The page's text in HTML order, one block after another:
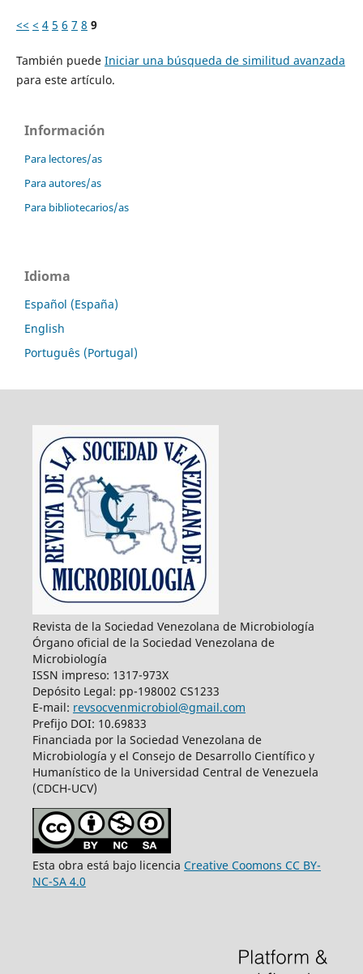
<< < 4 5 6 7 8 9
También puede Iniciar una búsqueda de similitud avanzada
para este artículo.
Información
Para lectores/as
Para autores/as
Para bibliotecarios/as
Idioma
Español (España)
English
Português (Portugal)
Revista de la Sociedad Venezolana de Microbiología
Órgano oficial de la Sociedad Venezolana de
Microbiología
ISSN impreso: 1317-973X
Depósito Legal: pp-198002 CS1233
E-mail: revsocvenmicrobiol@gmail.com
Prefijo DOI: 10.69833
Financiada por la Sociedad Venezolana de
Microbiología y el Consejo de Desarrollo Científico y
Humanístico de la Universidad Central de Venezuela
(CDCH-UCV)
Esta obra está bajo licencia Creative Coomons CC BY-
NC-SA 4.0